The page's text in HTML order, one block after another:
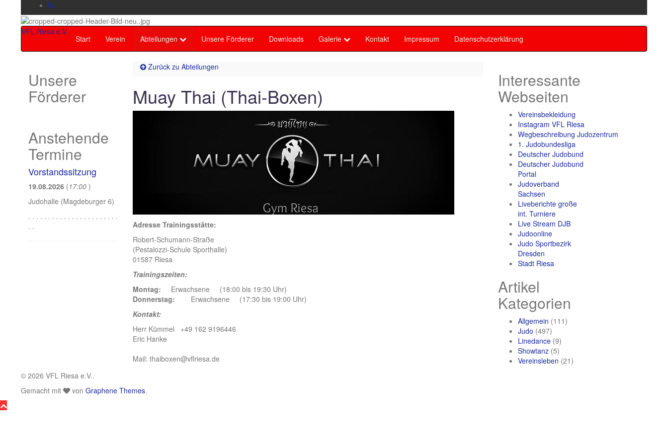
VFL Riesa e.V.
Start Verein Abteilungen Unsere Förderer Downloads Galerie Kontakt Impressum Datenschutzerklärung
Zurück zu Abteilungen
Muay Thai (Thai-Boxen)
Adresse Trainingsstätte:
Robert-Schumann-Straße
(Pestalozzi-Schule Sporthalle)
01587 Riesa
Trainingszeiten:
Montag:
Erwachsene (18:00 bis 19:30 Uhr)
Donnerstag:
Erwachsene (17:30 bis 19:00 Uhr)
Kontakt:
Herr Kümmel +49 162 9196446
Eric Hanke
Mail: thaiboxen@vflriesa.de
Unsere
Förderer
Anstehende
Termine
Vorstandssitzung
19.08.2026 (17:00 )
Judohalle (Magdeburger 6)
. . . . . . . . . . . . . . . . . . . . . . .
. .
Interessante
Webseiten
Vereinsbekleidung
Instagram VFL Riesa
Wegbeschreibung Judozentrum
1. Judobundesliga
Deutscher Judobund
Deutscher Judobund
Portal
Judoverband
Sachsen
Liveberichte große
int. Turniere
Live Stream DJB
Judoonline
Judo Sportbezirk
Dresden
Stadt Riesa
Artikel
Kategorien
Allgemein (111)
Judo (497)
Linedance (9)
Showtanz (5)
Vereinsleben (21)
© 2026 VFL Riesa e.V..
Gemacht mit
von Graphene Themes.